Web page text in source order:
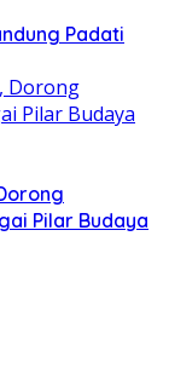
Padati
Pilar Budaya